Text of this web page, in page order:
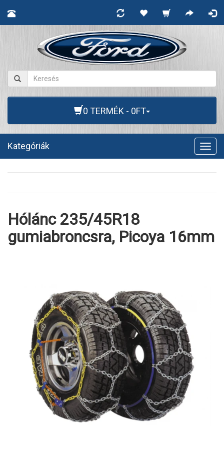
0 TERMÉK - 0FT
Kategóriák
Hólánc 235/45R18
gumiabroncsra, Picoya 16mm